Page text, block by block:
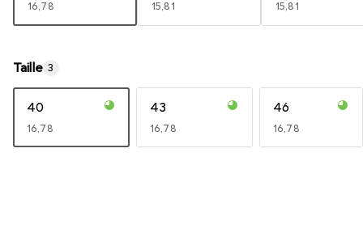
EUR
16,78 EUR
15,81 EUR
15,81
Taille 3
40
EUR
16,78
43
EUR
16,78
46
EUR
16,78